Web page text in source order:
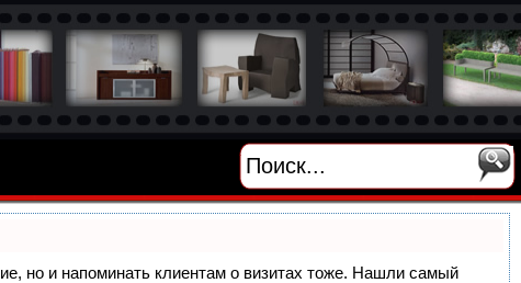
но и напоминать клиентам о визитах тоже. Нашли самый